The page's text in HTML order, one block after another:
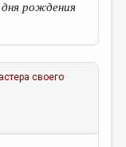
дня рождения
своего